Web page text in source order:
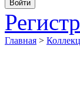
Главная >